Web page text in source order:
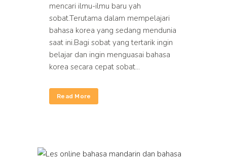
mencari ilmu-ilmu baru yah
sobat.Terutama dalam mempelajari
bahasa korea yang sedang mendunia
saat ini.Bagi sobat yang tertarik ingin
belajar dan ingin menguasai bahasa
korea secara cepat sobat...
Read More